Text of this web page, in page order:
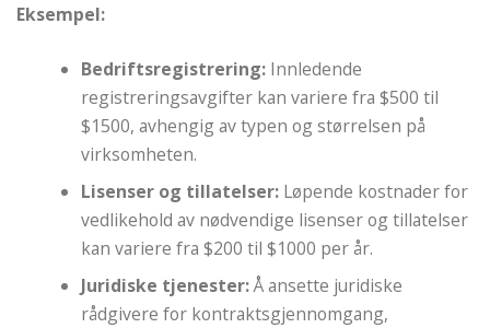
Eksempel:
Bedriftsregistrering: Innledende
registreringsavgifter kan variere fra $500 til
$1500, avhengig av typen og størrelsen på
virksomheten.
Lisenser og tillatelser: Løpende kostnader for
vedlikehold av nødvendige lisenser og tillatelser
kan variere fra $200 til $1000 per år.
Juridiske tjenester:Å ansette juridiske
rådgivere for kontraktsgjennomgang,